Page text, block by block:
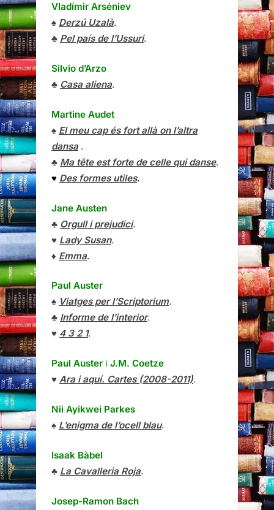
Vladímir Arséniev
♠ Derzú Uzalà.
♣ Pel país de l’Ussuri.
Silvio d’Arzo
♣ Casa aliena.
Martine Audet
♠ El meu cap és fort allà on l’altra
dansa.
♣ Ma tête est forte de celle qui danse.
♥ Des formes utiles.
Jane Austen
♣ Orgull i prejudici.
♥ Lady Susan.
♦ Emma.
Paul Auster
♠ Viatges per l’Scriptorium.
♣ Informe de l’interior.
♥ 4 3 2 1.
Paul Auster i J.M. Coetze
♥ Ara i aquí. Cartes (2008-2011).
Nii Ayikwei Parkes
♠ L’enigma de l’ocell blau.
Isaak Bàbel
♣ La Cavalleria Roja.
Josep-Ramon Bach